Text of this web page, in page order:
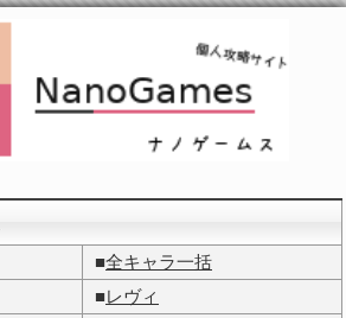
■全キャラ一括
■レヴィ